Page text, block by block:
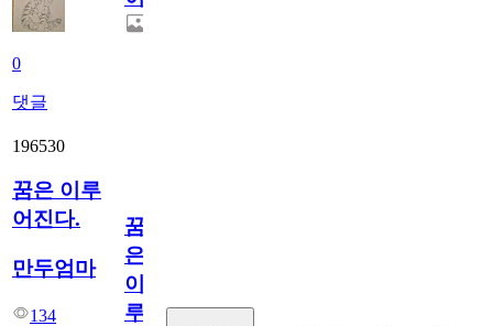
0
댓글
196530
꿈은 이루
어진다.
만두엄마
134
꿈
은
이
루